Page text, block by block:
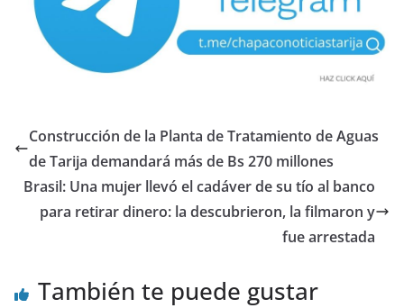
Construcción de la Planta de Tratamiento de Aguas
de Tarija demandará más de Bs 270 millones
Brasil: Una mujer llevó el cadáver de su tío al banco
para retirar dinero: la descubrieron, la filmaron y
fue arrestada
También te puede gustar